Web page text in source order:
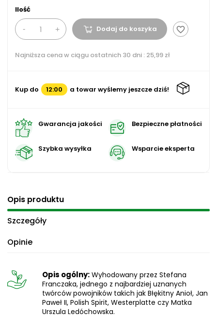
Ilość
Dodaj do koszyka favorite_border
Najniższa cena w ciągu ostatnich 30 dni : 25,99 zł
Kup do 12:00 a towar wyślemy jeszcze dziś!
Gwarancja jakości Bezpieczne płatności
Szybka wysyłka Wsparcie eksperta
Opis produktu
Szczegóły
Opinie
Opis ogólny: Wyhodowany przez Stefana
Franczaka, jednego z najbardziej uznanych
twórców powojników takich jak Błękitny Anioł, Jan
Paweł II, Polish Spirit, Westerplatte czy Matka
Urszula Ledóchowska.